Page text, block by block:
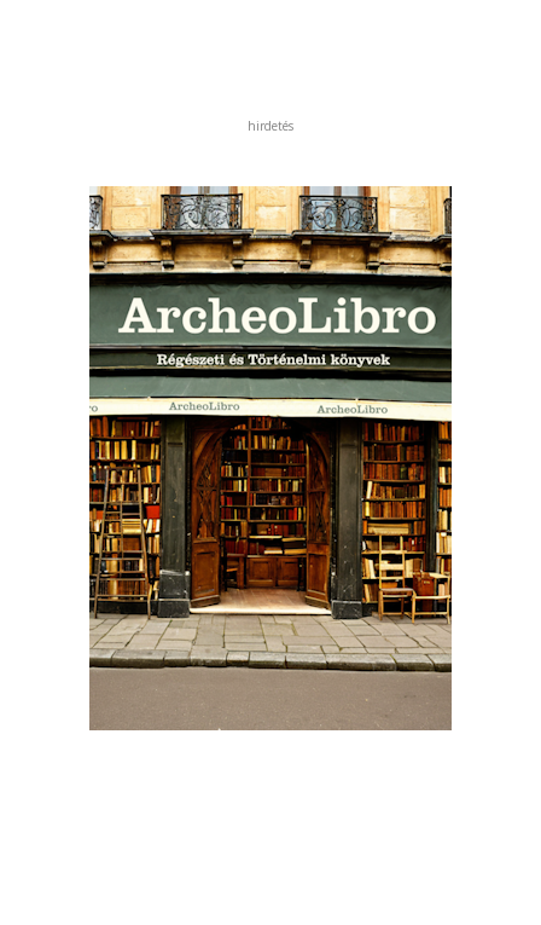
hirdetés